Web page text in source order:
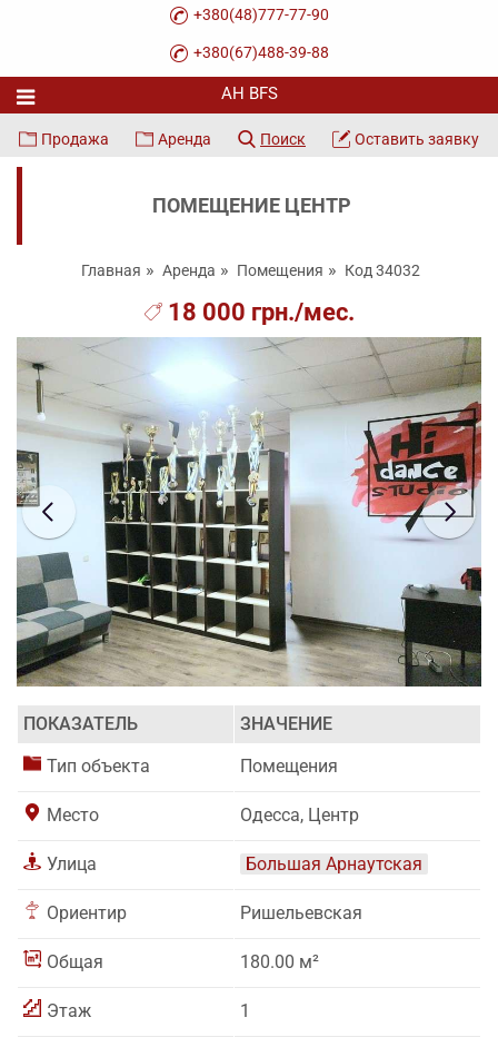
+380(48)777-77-90
+380(67)488-39-88
Продажа Аренда Поиск Оставить заявку
ПОМЕЩЕНИЕ ЦЕНТР
Главная Аренда Помещения Код 34032
18 000 грн./мес.
ПОКАЗАТЕЛЬ
ЗНАЧЕНИЕ
Тип объекта
Помещения
Место Одесса, Центр
Улица Большая Арнаутская
Ориентир Ришельевская
Общая 180.00 м²
Этаж 1